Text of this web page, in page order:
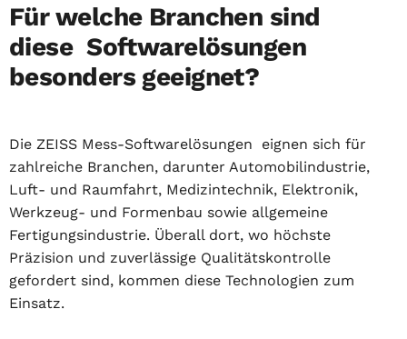
Für welche Branchen sind
diese Softwarelösungen
besonders geeignet?
Die ZEISS Mess-Softwarelösungen eignen sich für
zahlreiche Branchen, darunter Automobilindustrie,
Luft- und Raumfahrt, Medizintechnik, Elektronik,
Werkzeug- und Formenbau sowie allgemeine
Fertigungsindustrie. Überall dort, wo höchste
Präzision und zuverlässige Qualitätskontrolle
gefordert sind, kommen diese Technologien zum
Einsatz.